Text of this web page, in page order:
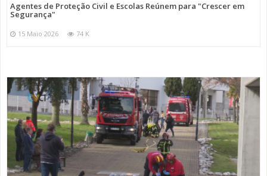
Agentes de Proteção Civil e Escolas Reúnem para "Crescer em
Segurança"
15 Maio 2026 74 K